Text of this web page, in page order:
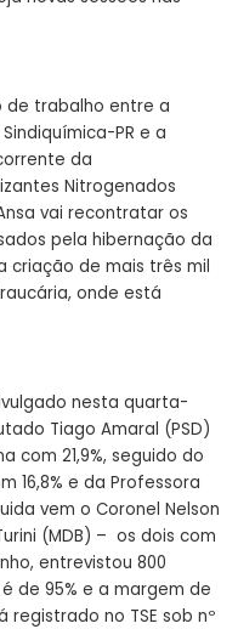
de trabalho entre a
PR e a
da
Nitrogenados
vai recontratar os
pela hibernação da
criação de mais três mil
onde está
nesta quarta-
Tiago Amaral (PSD)
com 21,9%, seguido do
16,8% e da Professora
vem o Coronel Nelson
(MDB) – os dois com
entrevistou 800
de 95% e a margem de
registrado no TSE sob nº